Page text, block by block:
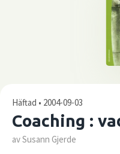
Häftad • 2004-09-03
Coaching :
av Susann Gjerde